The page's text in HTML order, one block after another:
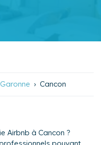
Cancon
Airbnb à Cancon ?